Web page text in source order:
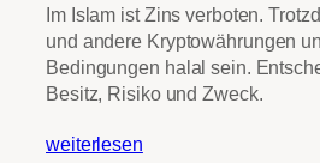
Im Islam ist Zins verboten.
und andere Kryptowährungen
Bedingungen halal sein.
Besitz, Risiko und Zweck.
weiterlesen